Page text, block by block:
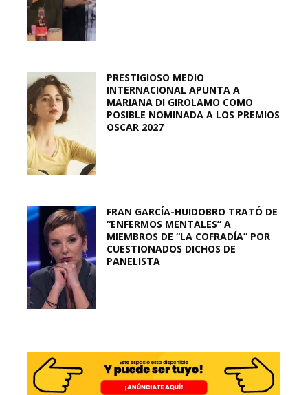
PRESTIGIOSO MEDIO
INTERNACIONAL APUNTA A
MARIANA DI GIROLAMO COMO
POSIBLE NOMINADA A LOS PREMIOS
OSCAR 2027
FRAN GARCÍA-HUIDOBRO TRATÓ DE
“ENFERMOS MENTALES” A
MIEMBROS DE “LA COFRADÍA” POR
CUESTIONADOS DICHOS DE
PANELISTA